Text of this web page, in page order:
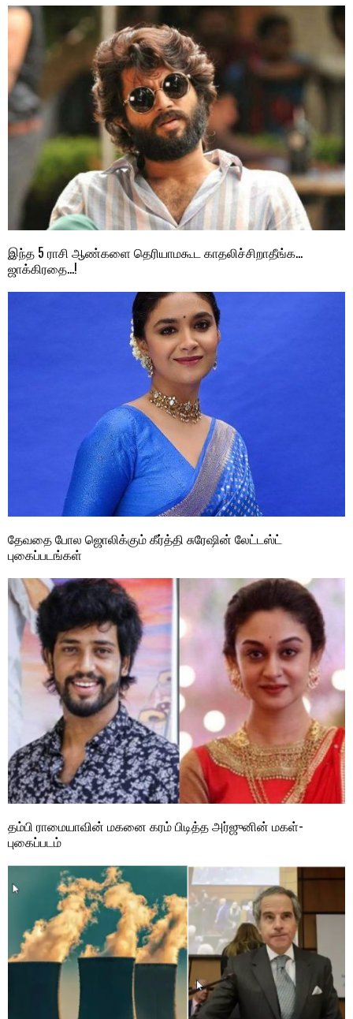
இந்த 5 ராசி ஆண்களை தெரியாமகூட காதலிச்சிறாதீங்க…
ஜாக்கிரதை…!
தேவதை போல ஜொலிக்கும் கீர்த்தி சுரேஷின் லேட்டஸ்ட்
புகைப்படங்கள்
தம்பி ராமையாவின் மகனை கரம் பிடித்த அர்ஜுனின் மகள்-
புகைப்படம்